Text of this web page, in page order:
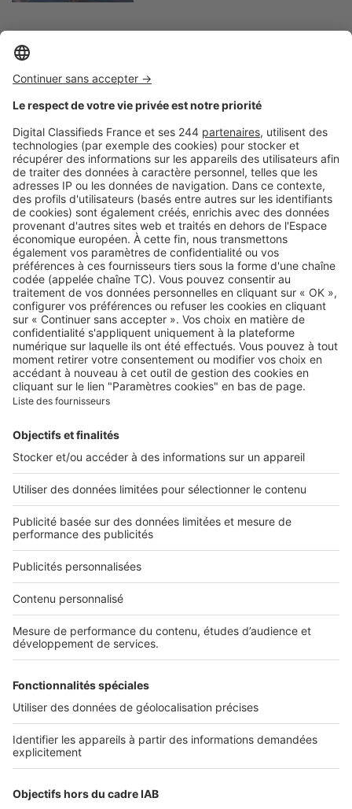
Logic-Immo c’est aussi …
Retrouvez-nous sur …
A propos
Qui sommes-nous ?
Contacter le service client
Nous rejoindre
Presse
Nos applications
Découvrez nos applications
Services pro
Accès client
Informations légales